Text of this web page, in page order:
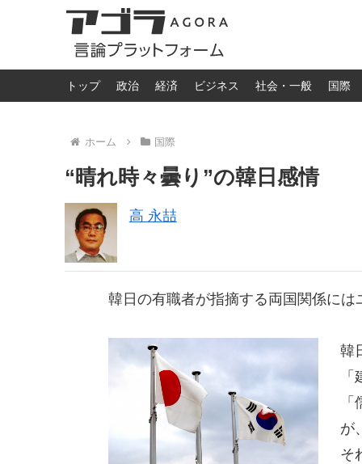
トップ 政治 経済 ビジネス 社会・一般 国際
ホーム 国際
“晴れ時々曇り”の韓日感情
高 永喆
韓日の有職者が指摘する両国関係には
韓
が
そ